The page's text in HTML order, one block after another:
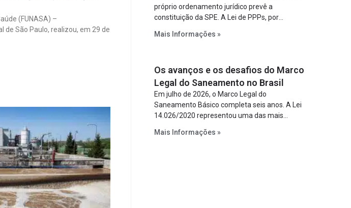
(FUNASA) –
de São Paulo, realizou, em 29 de
próprio ordenamento jurídico prevê a
constituição da SPE. A Lei de PPPs, por
constitua uma SPE para implantar e gerir o
Lei de Concessões, a figura é facultativa e
sujeita a uma escolha racional de projeto a
projeto.
Mais Informações »
Os avanços e os desafios do Marco
Legal do Saneamento no Brasil
Em julho de 2026, o Marco Legal do
Saneamento Básico completa seis anos. A Lei
14.026/2020 representou uma das mais
estabelecer metas claras para a
Mais Informações »